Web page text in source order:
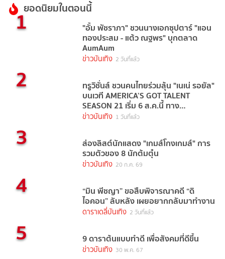
ยอดนิยมในตอนนี้
1 "อั้ม พัชราภา" ชวนนางเอกซุปตาร์ "แอน
ทองประสม - แต้ว ณฐพร" บุกตลาด
AumAum
ข่าวบันเทิง 2 วันที่แล้ว
2 ทรูวิชั่นส์ ชวนคนไทยร่วมลุ้น "เนเน่ รอยัล"
บนเวที AMERICA’S GOT TALENT
SEASON 21 เริ่ม 6 ส.ค.นี้ ทาง
TrueVisions NOW
ข่าวบันเทิง 1 วันที่แล้ว
3 ส่องลิสต์นักแสดง "เกมส์โกงเกมส์" การ
รวมตัวของ 8 นักต้มตุ๋น
ข่าวบันเทิง 20 ก.ค. 69
4 “มิน พีชญา” ขอสืบพิจารณาคดี “ดิ
ไอคอน” ลับหลัง เผยอยากกลับมาทำงาน
ดาราเดลี่บันเทิง 2 วันที่แล้ว
5 9 ดาราต้นแบบทำดี เพื่อสังคมที่ดีขึ้น
ข่าวบันเทิง 30 พ.ค. 67